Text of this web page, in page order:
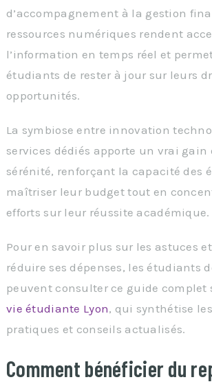
d’accompagnement à la gestion
ressources numériques rendent
l’information en temps réel et
étudiants de rester à jour sur leurs
opportunités.
La symbiose entre innovation
services dédiés apporte un vrai gain
sérénité, renforçant la capacité des
maîtriser leur budget tout en
efforts sur leur réussite académique.
Pour en savoir plus sur les astuces
réduire ses dépenses, les étudiants
peuvent consulter ce guide complet
vie étudiante Lyon, qui synthétise
pratiques et conseils actualisés.
Comment bénéficier du